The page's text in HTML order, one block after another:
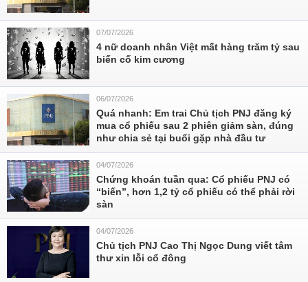
07/07/2026
4 nữ doanh nhân Việt mất hàng trăm tỷ sau
biến cố kim cương
06/07/2026
Quá nhanh: Em trai Chủ tịch PNJ đăng ký
mua cổ phiếu sau 2 phiên giảm sàn, đúng
như chia sẻ tại buổi gặp nhà đầu tư
04/07/2026
Chứng khoán tuần qua: Cổ phiếu PNJ có
“biến”, hơn 1,2 tỷ cổ phiếu có thể phải rời
sàn
04/07/2026
Chủ tịch PNJ Cao Thị Ngọc Dung viết tâm
thư xin lỗi cổ đông